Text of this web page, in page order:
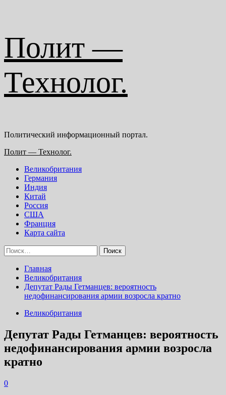
содержимому
Полит —
Технолог.
Политический информационный портал.
Основное
Полит — Технолог.
Великобритания
Германия
Индия
Китай
Россия
США
Франция
Карта сайта
Найти:
Главная
Великобритания
Депутат Рады Гетманцев: вероятность
недофинансирования армии возросла кратно
Великобритания
Депутат Рады Гетманцев: вероятность
недофинансирования армии возросла
кратно
0